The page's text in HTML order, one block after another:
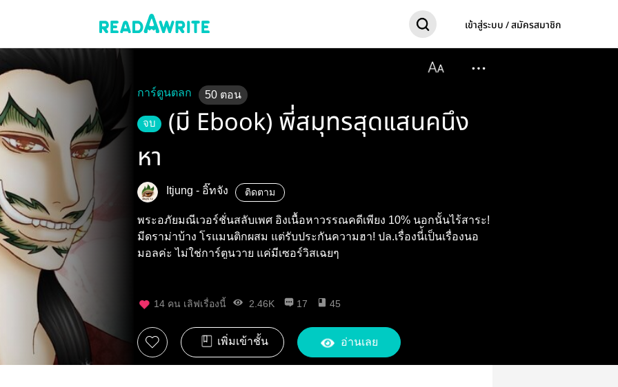
เข้าสู่ระบบ / สมัครสมาชิก
การ์ตูนตลก 50 ตอน
จบ
(มี Ebook) พี่สมุทรสุดแสนคนึง
หา
Itjung - อิ๊ทจัง ติดตาม
พระอภัยมณีเวอร์ชั่นสลับเพศ อิงเนื้อหาวรรณคดีเพียง 10% นอกนั้นไร้สาระ!
มีดราม่าบ้าง โรแมนติกผสม แต่รับประกันความฮา! ปล.เรื่องนี่้เป็นเรื่องนอ
มอลค่ะ ไม่ใช่การ์ตูนวาย แค่มีเซอร์วิสเฉยๆ
14 คน เลิฟเรื่องนี้ 2.46K 17 45
เพิ่มเข้าชั้น อ่านเลย